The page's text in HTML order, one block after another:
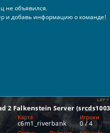
не объявился.
и добавь информацию о команде!